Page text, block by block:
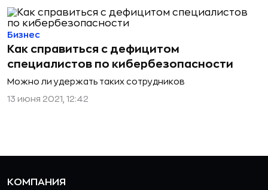
Как справиться с дефицитом
специалистов по кибербезопасности
Можно ли удержать таких сотрудников
Бизнес
13 июня 2021, 12:42
КОМПАНИЯ